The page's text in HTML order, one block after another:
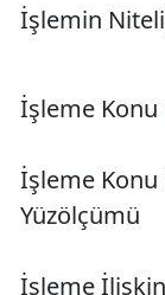
İşlemin
İşleme Konu
İşleme Konu
Yüzölçümü
İşleme